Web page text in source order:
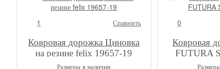
1 Сравнить
Ковровая дорожка Циновка
на резине felix 19657-19
Размеры в наличии
0
Ковровая
FUTURA